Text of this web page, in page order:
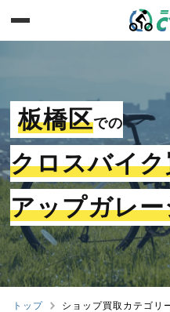
板橋区での
クロスバイ
アップガレ
トップ ショップ買取カテゴリ